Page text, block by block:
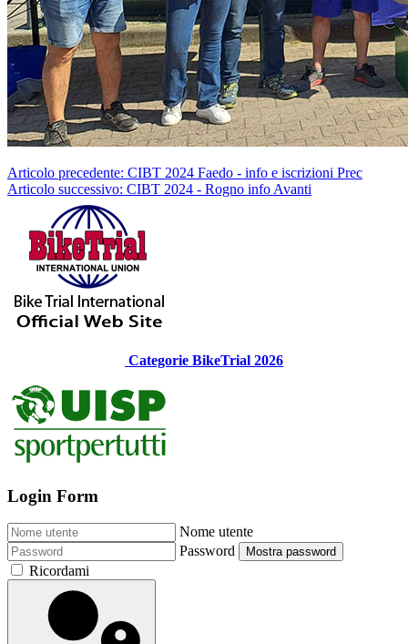
Articolo precedente: CIBT 2024 Faedo - info e iscrizioni Prec
Articolo successivo: CIBT 2024 - Rogno info Avanti
Categorie BikeTrial 2026
Login Form
Nome utente
Password
Mostra password
Ricordami